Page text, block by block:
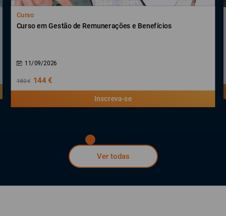
Curso
Curso em Gestão de Remunerações e Benefícios
11/09/2026
180 € 144 €
Inscreva-se
Ver todas